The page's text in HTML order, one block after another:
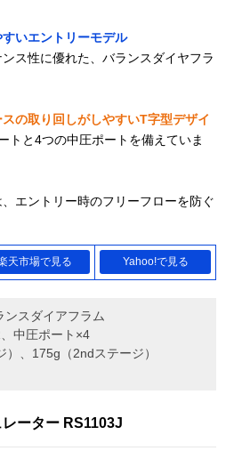
いエントリーモデル
ス性に優れた、バランスダイヤフラ
の取り回しがしやすいT字型デザイ
トと4つの中圧ポートを備えていま
エントリー時のフリーフローを防ぐ
天市場で見る Yahoo!で見る
ンスダイアフラム
中圧ポート×4
）、175g（2ndステージ）
ーター RS1103J